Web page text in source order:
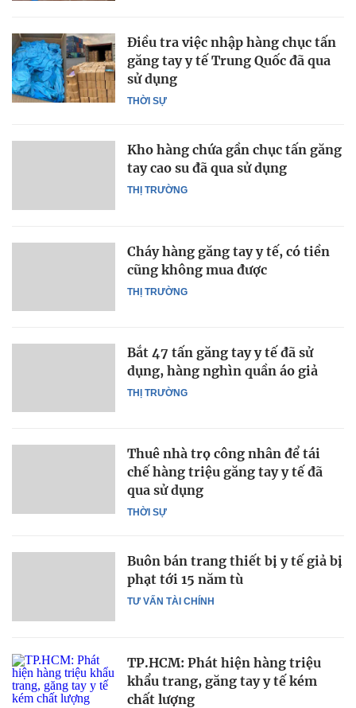
THỜI SỰ
Điều tra việc nhập hàng chục tấn
găng tay y tế Trung Quốc đã qua
sử dụng
THỊ TRƯỜNG
Kho hàng chứa gần chục tấn găng
tay cao su đã qua sử dụng
THỊ TRƯỜNG
Cháy hàng găng tay y tế, có tiền
cũng không mua được
THỊ TRƯỜNG
Bắt 47 tấn găng tay y tế đã sử
dụng, hàng nghìn quần áo giả
THỜI SỰ
Thuê nhà trọ công nhân để tái
chế hàng triệu găng tay y tế đã
qua sử dụng
TƯ VẤN TÀI CHÍNH
Buôn bán trang thiết bị y tế giả bị
phạt tới 15 năm tù
TP.HCM: Phát hiện hàng triệu
khẩu trang, găng tay y tế kém
chất lượng